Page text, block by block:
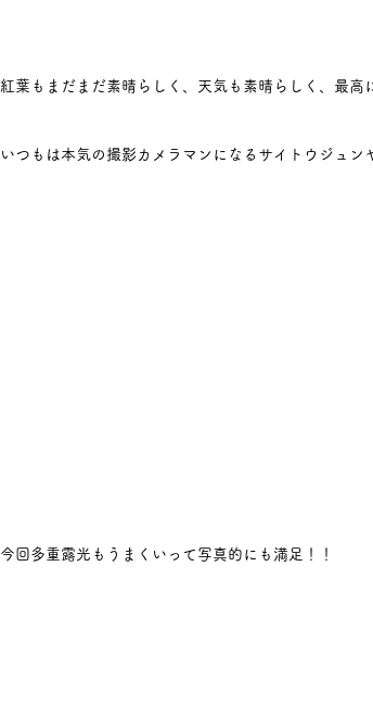
紅葉もまだまだ素晴らしく、天気も素晴らしく、最高
いつもは本気の撮影カメラマンになるサイトウジュン
今回多重露光もうまくいって写真的にも満足！！